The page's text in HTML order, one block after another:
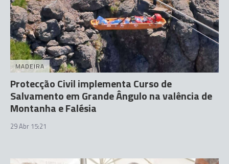
MADEIRA
Protecção Civil implementa Curso de
Salvamento em Grande Ângulo na valência de
Montanha e Falésia
29 Abr 15:21